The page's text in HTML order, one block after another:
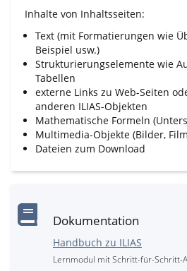
Inhalte von Inhaltsseiten:
Text (mit Formatierungen wie
Beispiel usw.)
Strukturierungselemente wie
Tabellen
externe Links zu Web-Seiten
anderen ILIAS-Objekten
Mathematische Formeln
Multimedia-Objekte (Bilder,
Dateien zum Download
Dokumentation
Handbuch zu ILIAS
Lernmodul mit Schritt-für-Schritt-